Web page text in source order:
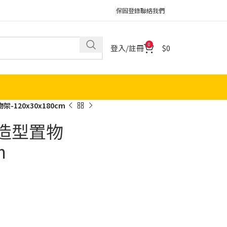
保固登錄聯絡我們
登入/註冊 0 0
架-120x30x180cm
型置物